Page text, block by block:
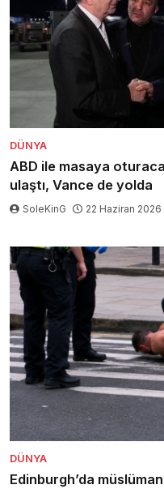
DÜNYA
ABD ile masaya
ulaştı, Vance de yolda
SoleKinG 22 Haziran 2026
DÜNYA
Edinburgh’da